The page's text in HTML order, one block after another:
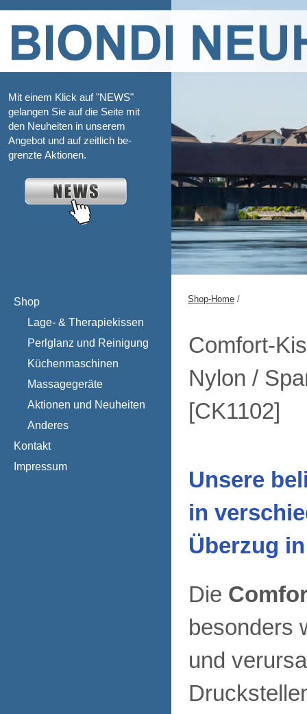
Mit einem Klick auf "NEWS"
gelangen Sie auf die Seite mit
den Neuheiten in unserem
Angebot und auf zeitlich be-
grenzte Aktionen.
Shop
Lage- & Therapiekissen
Perlglanz und Reinigung
Küchenmaschinen
Massagegeräte
Aktionen und Neuheiten
Anderes
Kontakt
Impressum
Shop-Home /
Comfort-
Nylon /
[CK1102]
Unsere
in
Überzug
Die
besonders
und